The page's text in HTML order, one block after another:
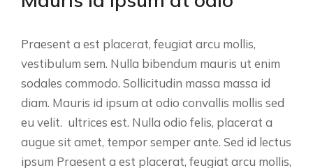
Praesent a est placerat, feugiat arcu mollis,
vestibulum sem. Nulla bibendum mauris ut enim
sodales commodo. Sollicitudin massa massa id
diam. Mauris id ipsum at odio convallis mollis sed
eu velit. ultrices est. Nulla odio felis, placerat a
augue sit amet, tempor semper ante. Sed id lectus
ipsum Praesent a est placerat, feugiat arcu mollis,